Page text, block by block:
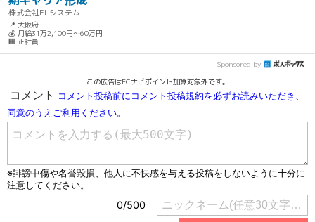
株式会社ELシステム
📍 大阪府
💰 月給31万2,100円～60万円
🏢 正社員
Sponsored by
この広告はECナビポイント加算対象外です。